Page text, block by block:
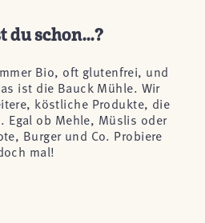
du schon...?
Bio, oft glutenfrei, und
ist die Bauck Mühle. Wir
köstliche Produkte, die
Egal ob Mehle, Müslis oder
Burger und Co. Probiere
mal!